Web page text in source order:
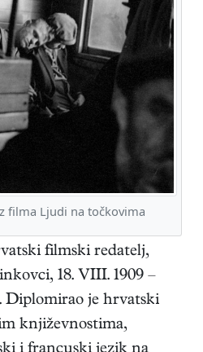
filma Ljudi na točkovima
filmski redatelj,
, 18. VIII. 1909 –
Diplomirao je hrvatski
književnostima,